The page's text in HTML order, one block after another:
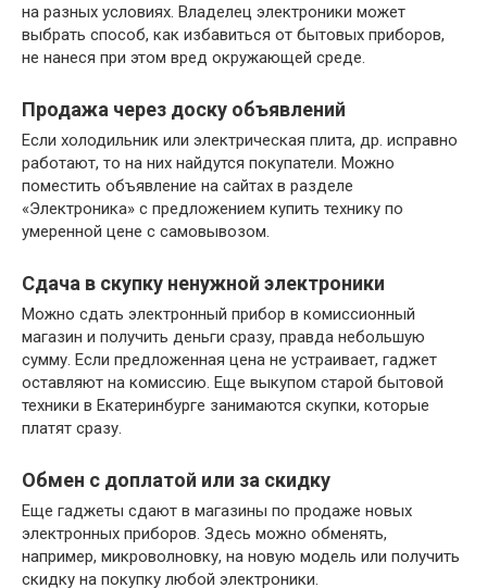
на разных условиях. Владелец электроники может
выбрать способ, как избавиться от бытовых приборов,
не нанеся при этом вред окружающей среде.
Продажа через доску объявлений
Если холодильник или электрическая плита, др. исправно
работают, то на них найдутся покупатели. Можно
поместить объявление на сайтах в разделе
«Электроника» с предложением купить технику по
умеренной цене с самовывозом.
Сдача в скупку ненужной электроники
Можно сдать электронный прибор в комиссионный
магазин и получить деньги сразу, правда небольшую
сумму. Если предложенная цена не устраивает, гаджет
оставляют на комиссию. Еще выкупом старой бытовой
техники в Екатеринбурге занимаются скупки, которые
платят сразу.
Обмен с доплатой или за скидку
Еще гаджеты сдают в магазины по продаже новых
электронных приборов. Здесь можно обменять,
например, микроволновку, на новую модель или получить
скидку на покупку любой электроники.